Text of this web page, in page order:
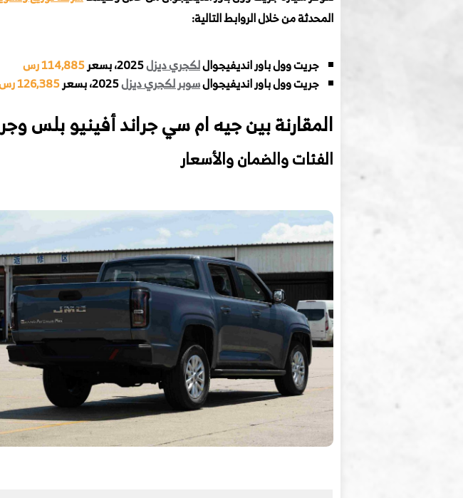
المحدثة من خلال الروابط التالية:
جريت وول باور انديفيجواللكجري ديزل
114,885 رس
جريت وول باور انديفيجوالسوبر لكجري ديزل 126,385 رس
المقارنة بين جيه ام سي جراند أفينيو بلس
الفئات والضمان والأسعار